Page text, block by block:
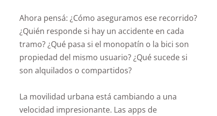
Ahora pensá: ¿Cómo aseguramos ese recorrido?
¿Quién responde si hay un accidente en cada
tramo? ¿Qué pasa si el monopatín o la bici son
propiedad del mismo usuario? ¿Qué sucede si
son alquilados o compartidos?
La movilidad urbana está cambiando a una
velocidad impresionante. Las apps de